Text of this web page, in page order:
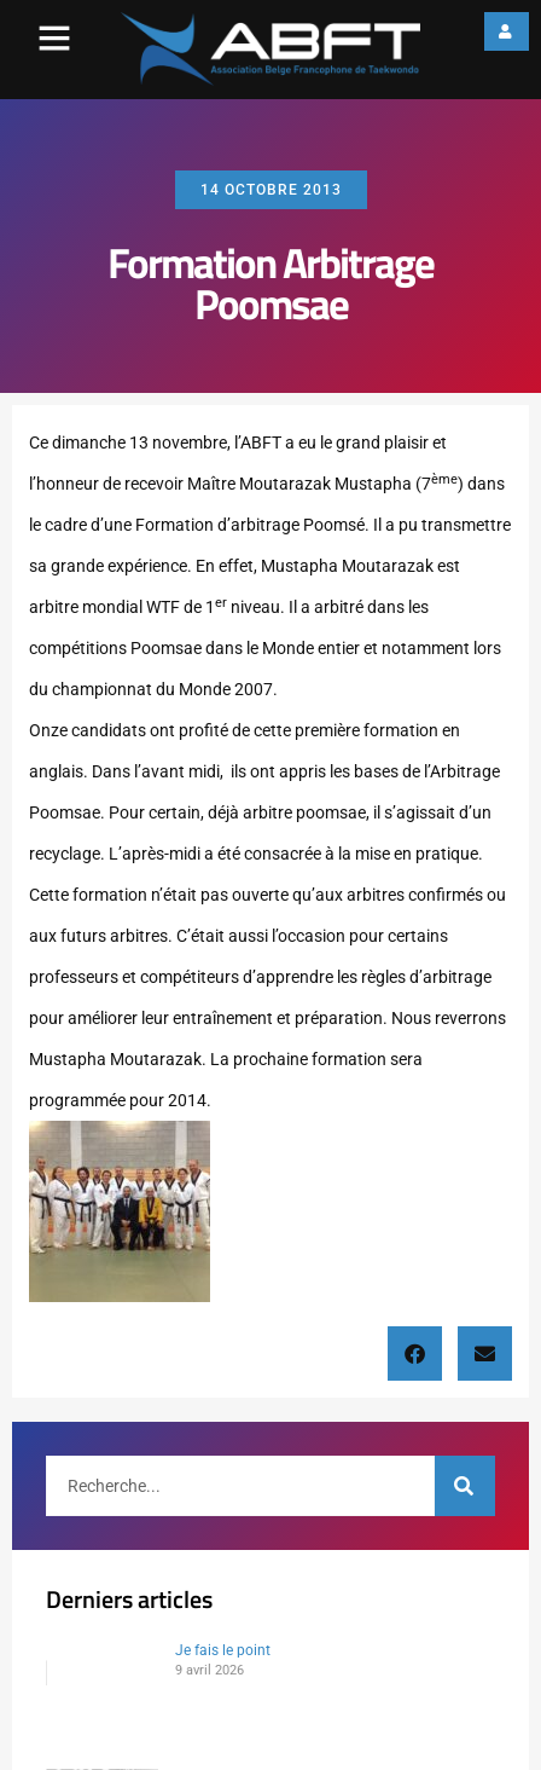
14 OCTOBRE 2013
Formation Arbitrage
Poomsae
Ce dimanche 13 novembre, l’ABFT a eu le grand plaisir et
l’honneur de recevoir Maître Moutarazak Mustapha (7ème) dans
le cadre d’une Formation d’arbitrage Poomsé. Il a pu transmettre
sa grande expérience. En effet, Mustapha Moutarazak est
arbitre mondial WTF de 1 er niveau. Il a arbitré dans les
compétitions Poomsae dans le Monde entier et notamment lors
du championnat du Monde 2007.
Onze candidats ont profité de cette première formation en
anglais. Dans l’avant midi, ils ont appris les bases de l’Arbitrage
Poomsae. Pour certain, déjà arbitre poomsae, il s’agissait d’un
recyclage. L’après-midi a été consacrée à la mise en pratique.
Cette formation n’était pas ouverte qu’aux arbitres confirmés ou
aux futurs arbitres. C’était aussi l’occasion pour certains
professeurs et compétiteurs d’apprendre les règles d’arbitrage
pour améliorer leur entraînement et préparation. Nous reverrons
Mustapha Moutarazak. La prochaine formation sera
programmée pour 2014.
Derniers articles
Je fais le point
9 avril 2026